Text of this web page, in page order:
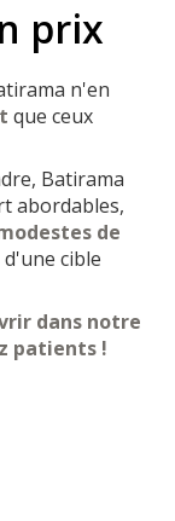
prix
n'en
que ceux
Batirama
abordables,
de
cible
dans notre
patients !